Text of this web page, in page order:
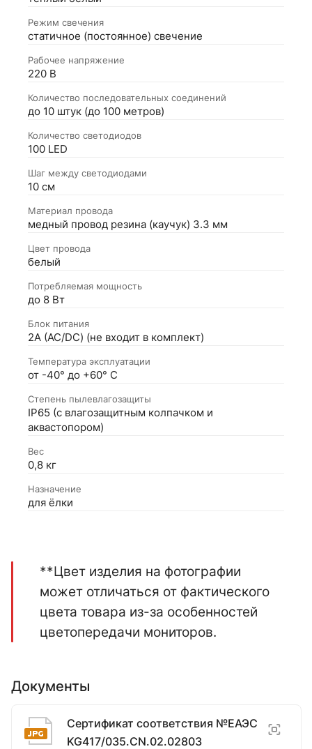
Режим свечения
статичное (постоянное) свечение
Рабочее напряжение
220 В
Количество последовательных соединений
до 10 штук (до 100 метров)
Количество светодиодов
100 LED
Шаг между светодиодами
10 см
Материал провода
медный провод резина (каучук) 3.3 мм
Цвет провода
белый
Потребляемая мощность
до 8 Вт
Блок питания
2А (АС/DC) (не входит в комплект)
Температура эксплуатации
от -40° до +60° С
Степень пылевлагозащиты
IP65 (с влагозащитным колпачком и
аквастопором)
Вес
0,8 кг
Назначение
для ёлки
**Цвет изделия на фотографии
может отличаться от фактического
цвета товара из-за особенностей
цветопередачи мониторов.
Документы
Сертификат соответствия №ЕАЭС
KG417/035.CN.02.02803